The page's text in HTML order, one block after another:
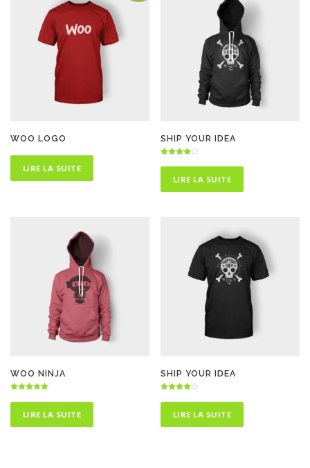
WOO LOGO
LIRE LA SUITE
SHIP YOUR IDEA
4.50
sur 5LIRE LA SUITE
WOO NINJA
5.00
sur 5LIRE LA SUITE
SHIP YOUR IDEA
4.00
sur 5LIRE LA SUITE